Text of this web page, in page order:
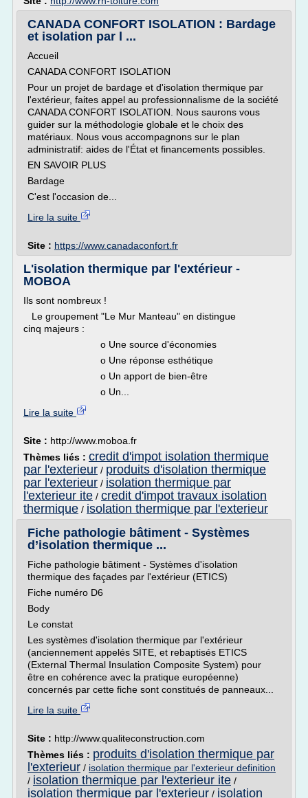
CANADA CONFORT ISOLATION : Bardage
et isolation par l ...
Accueil
CANADA CONFORT ISOLATION
Pour un projet de bardage et d'isolation thermique par
l'extérieur, faites appel au professionnalisme de la société
CANADA CONFORT ISOLATION. Nous saurons vous
guider sur la méthodologie globale et le choix des
matériaux. Nous vous accompagnons sur le plan
administratif: aides de l'État et financements possibles.
EN SAVOIR PLUS
Bardage
C'est l'occasion de...
Lire la suite
Site : https://www.canadaconfort.fr
L'isolation thermique par l'extérieur -
MOBOA
Ils sont nombreux !
Le groupement "Le Mur Manteau" en distingue
cinq majeurs :
o Une source d'économies
o Une réponse esthétique
o Un apport de bien-être
o Un...
Lire la suite
Site : http://www.moboa.fr
Thèmes liés : credit d'impot isolation thermique
par l'exterieur / produits d'isolation thermique
par l'exterieur / isolation thermique par
l'exterieur ite / credit d'impot travaux isolation
thermique / isolation thermique par l'exterieur
Fiche pathologie bâtiment - Systèmes
d’isolation thermique ...
Fiche pathologie bâtiment - Systèmes d'isolation
thermique des façades par l'extérieur (ETICS)
Fiche numéro D6
Body
Le constat
Les systèmes d'isolation thermique par l'extérieur
(anciennement appelés SITE, et rebaptisés ETICS
(External Thermal Insulation Composite System) pour
être en cohérence avec la pratique européenne)
concernés par cette fiche sont constitués de panneaux...
Lire la suite
Site : http://www.qualiteconstruction.com
Thèmes liés : produits d'isolation thermique par
l'exterieur / isolation thermique par l'exterieur definition
/ isolation thermique par l'exterieur ite /
isolation thermique par l'exterieur / isolation